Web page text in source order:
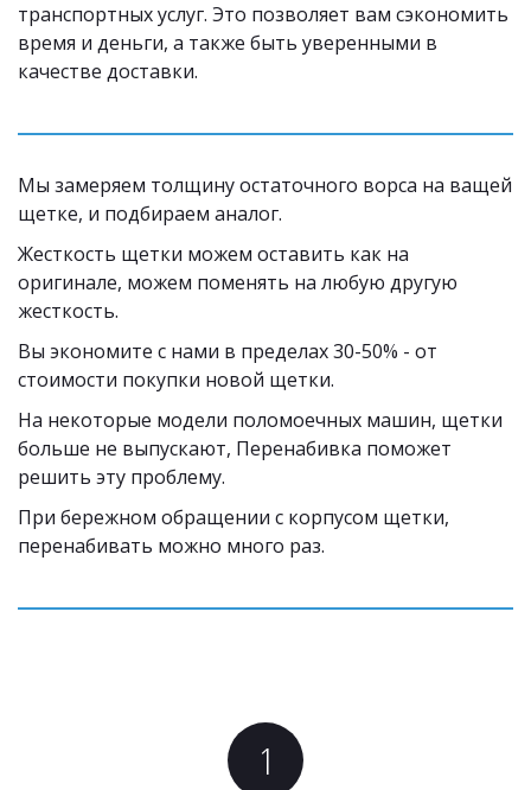
транспортных услуг. Это позволяет вам сэкономить
время и деньги, а также быть уверенными в
качестве доставки.
Мы замеряем толщину остаточного ворса на ващей
щетке, и подбираем аналог.
Жесткость щетки можем оставить как на
оригинале, можем поменять на любую другую
жесткость.
Вы экономите с нами в пределах 30-50% - от
стоимости покупки новой щетки.
На некоторые модели поломоечных машин, щетки
больше не выпускают, Перенабивка поможет
решить эту проблему.
При бережном обращении с корпусом щетки,
перенабивать можно много раз.